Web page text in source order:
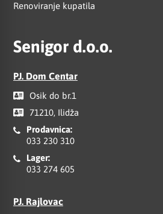
Renoviranje kupatila
Senigor d.o.o.
PJ. Dom Centar
Osik do br.1
71210, Ilidža
Prodavnica:
033 230 310
Lager:
033 274 605
PJ. Rajlovac